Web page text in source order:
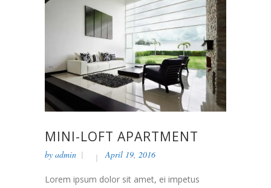
MINI-LOFT APARTMENT
by admin April 19, 2016
Lorem ipsum dolor sit amet, ei impetus